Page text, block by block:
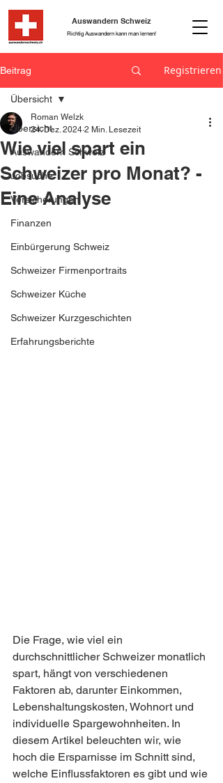
Richtig Auswandern kann man lernen!
Auswandern Schweiz
Beitrag Registrieren
Übersicht
Auswandern Schweiz
Jobsuche
Versicherungen
Finanzen
Einbürgerung Schweiz
Schweizer Firmenportraits
Schweizer Küche
Schweizer Kurzgeschichten
Erfahrungsberichte
Übersicht
Wie viel spart ein
Schweizer pro Monat? -
Eine Analyse
Roman Welzk
24. Dez. 2024 2 Min. Lesezeit
Die Frage, wie viel ein
durchschnittlicher Schweizer monatlich
spart, hängt von verschiedenen
Faktoren ab, darunter Einkommen,
Lebenshaltungskosten, Wohnort und
individuelle Spargewohnheiten. In
diesem Artikel beleuchten wir, wie
hoch die Ersparnisse im Schnitt sind,
welche Einflussfaktoren es gibt und wie